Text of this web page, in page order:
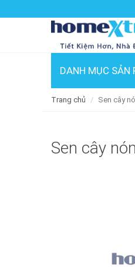
DANH MỤC SẢN
Trang chủ Sen cây
Sen cây